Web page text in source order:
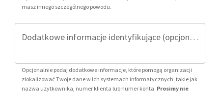
masz innego szczególnego powodu.
Dodatkowe informacje identyfikujące (opcjonalnie)
Opcjonalnie podaj dodatkowe informacje, które pomogą organizacji
zlokalizować Twoje dane w ich systemach informatycznych, takie jak
nazwa użytkownika, numer klienta lub numer konta. Prosimy nie